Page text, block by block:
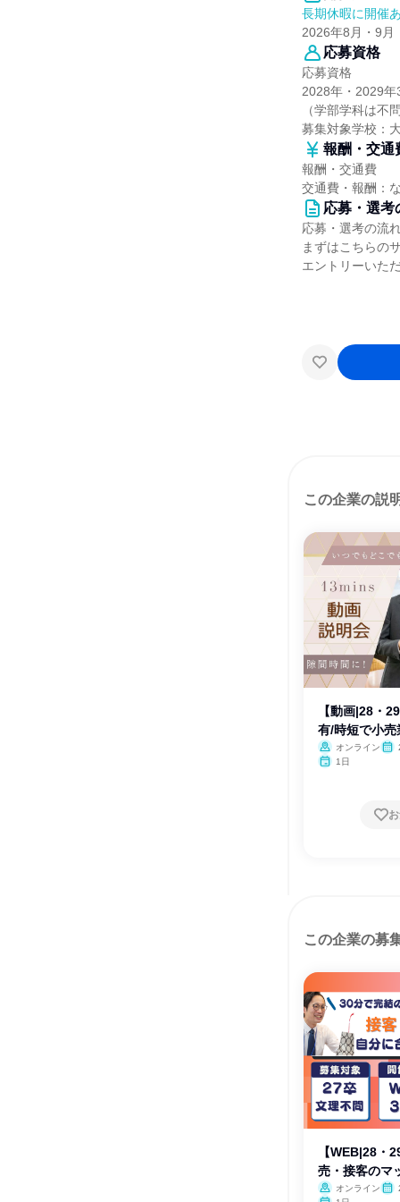
長期休暇に開催
2026年8月・9月
応募資格
応募資格
2028年・2029
（学部学科は不
募集対象学校：
報酬・交通
報酬・交通費
交通費・報酬：
応募・選考
応募・選考の流
まずはこちらの
エントリーいた
この企業の説
【動画|28・
有/時短で小
オンライン
1日
この企業の募
【WEB|28・
売・接客のマ
オンライン